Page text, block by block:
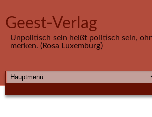
Geest-Verlag
Unpolitisch sein heißt politisch sein,
merken. (Rosa Luxemburg)
HAUPTMENÜ